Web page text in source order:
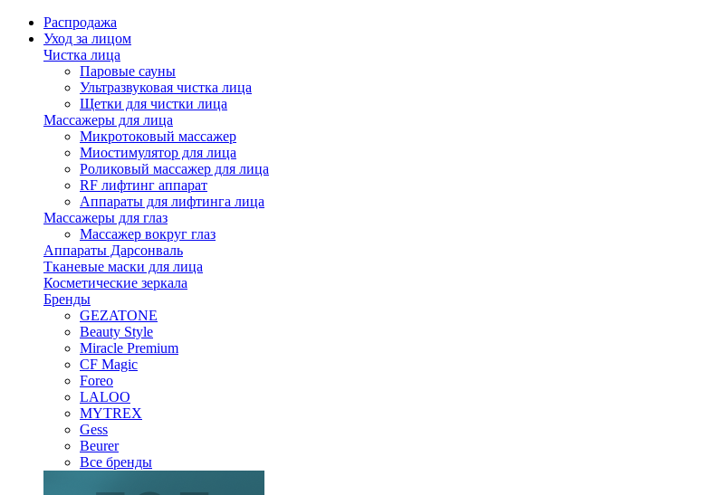
Распродажа
Уход за лицом
Чистка лица
Паровые сауны
Ультразвуковая чистка лица
Щетки для чистки лица
Массажеры для лица
Микротоковый массажер
Миостимулятор для лица
Роликовый массажер для лица
RF лифтинг аппарат
Аппараты для лифтинга лица
Массажеры для глаз
Массажер вокруг глаз
Аппараты Дарсонваль
Тканевые маски для лица
Косметические зеркала
Бренды
GEZATONE
Beauty Style
Miracle Premium
CF Magic
Foreo
LALOO
MYTREX
Gess
Beurer
Все бренды